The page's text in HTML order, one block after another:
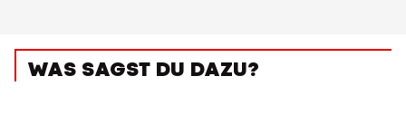
WAS SAGST DU DAZU?